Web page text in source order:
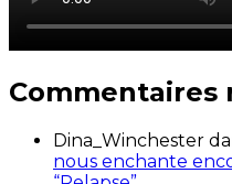
Commentaires
Dina_Winchester
nous enchante